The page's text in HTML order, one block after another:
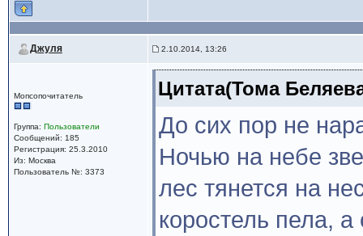
Джуля 2.10.2014, 13:26
Мопсопочитатель
Группа: Пользователи
Сообщений: 185
Регистрация: 25.3.2010
Из: Москва
Пользователь №: 3373
Цитата(Тома
До сих пор не
Ночью на небе
лес тянется на
коростель пела,